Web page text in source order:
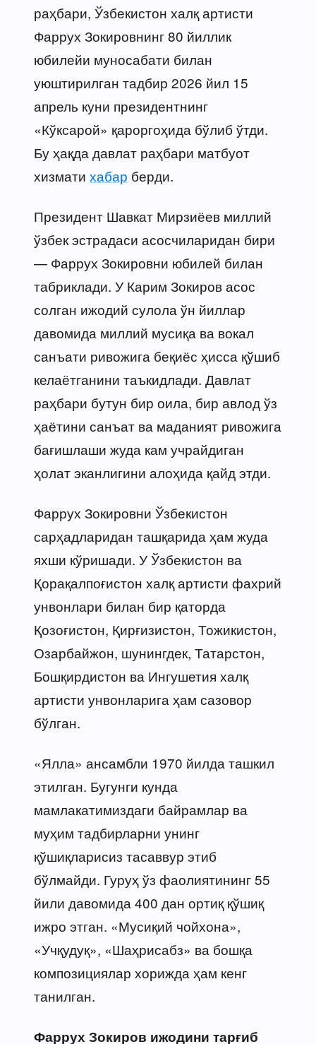
раҳбари, Ўзбекистон халқ артисти
Фаррух Зокировнинг 80 йиллик
юбилейи муносабати билан
уюштирилган тадбир 2026 йил 15
апрель куни президентнинг
«Кўксарой» қароргоҳида бўлиб ўтди.
Бу ҳақда давлат раҳбари матбуот
хизмати хабар берди.
Президент Шавкат Мирзиёев миллий
ўзбек эстрадаси асосчиларидан бири
— Фаррух Зокировни юбилей билан
табриклади. У Карим Зокиров асос
солган ижодий сулола ўн йиллар
давомида миллий мусиқа ва вокал
санъати ривожига беқиёс ҳисса қўшиб
келаётганини таъкидлади. Давлат
раҳбари бутун бир оила, бир авлод ўз
ҳаётини санъат ва маданият ривожига
бағишлаши жуда кам учрайдиган
ҳолат эканлигини алоҳида қайд этди.
Фаррух Зокировни Ўзбекистон
сарҳадларидан ташқарида ҳам жуда
яхши кўришади. У Ўзбекистон ва
Қорақалпоғистон халқ артисти фахрий
унвонлари билан бир қаторда
Қозоғистон, Қирғизистон, Тожикистон,
Озарбайжон, шунингдек, Татарстон,
Бошқирдистон ва Ингушетия халқ
артисти унвонларига ҳам сазовор
бўлган.
«Ялла» ансамбли 1970 йилда ташкил
этилган. Бугунги кунда
мамлакатимиздаги байрамлар ва
муҳим тадбирларни унинг
қўшиқларисиз тасаввур этиб
бўлмайди. Гуруҳ ўз фаолиятининг 55
йили давомида 400 дан ортиқ қўшиқ
ижро этган. «Мусиқий чойхона»,
«Учқудуқ», «Шаҳрисабз» ва бошқа
композициялар хорижда ҳам кенг
танилган.
Фаррух Зокиров ижодини тарғиб